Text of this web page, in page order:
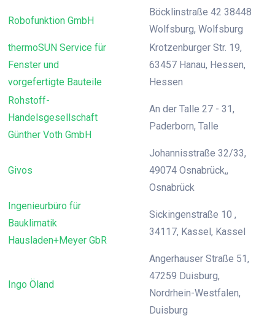
Robofunktion GmbH
Böcklinstraße 42 38448
Wolfsburg, Wolfsburg
thermoSUN Service für
Fenster und
vorgefertigte Bauteile
Krotzenburger Str. 19,
63457 Hanau, Hessen,
Hessen
Rohstoff-
Handelsgesellschaft
Günther Voth GmbH
An der Talle 27 - 31,
Paderborn, Talle
Givos
Johannisstraße 32/33,
49074 Osnabrück,,
Osnabrück
Ingenieurbüro für
Bauklimatik
Hausladen+Meyer GbR
Sickingenstraße 10 ,
34117, Kassel, Kassel
Ingo Öland
Angerhauser Straße 51,
47259 Duisburg,
Nordrhein-Westfalen,
Duisburg